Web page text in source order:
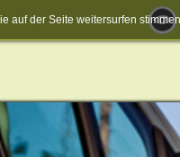
auf der Seite weitersurfen